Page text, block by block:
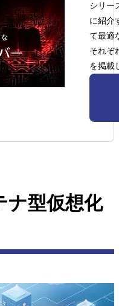
シリー
に紹介
て最適
それぞ
を掲載
ナ型仮想化